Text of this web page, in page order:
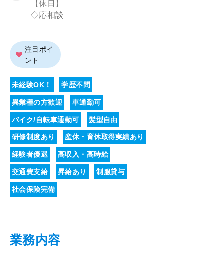
【休日】
◇応相談
注目ポイ
ント
未経験OK！ 学歴不問
異業種の方歓迎 車通勤可
バイク/自転車通勤可 髪型自由
研修制度あり 産休・育休取得実績あり
経験者優遇 高収入・高時給
交通費支給 昇給あり 制服貸与
社会保険完備
業務内容